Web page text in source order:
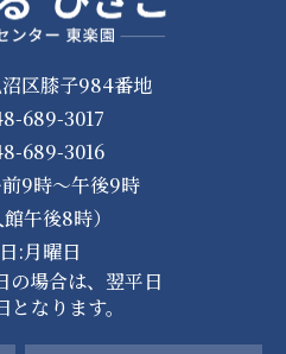
区膝子984番地
689-3017
689-3016
9時～午後9時
館午後8時）
:月曜日
場合は、翌平日
となります。